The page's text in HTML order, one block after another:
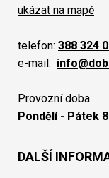
ukázat na mapě
telefon: 388 324
e-mail:
Provozní doba
Pondělí - Pátek
DALŠÍ